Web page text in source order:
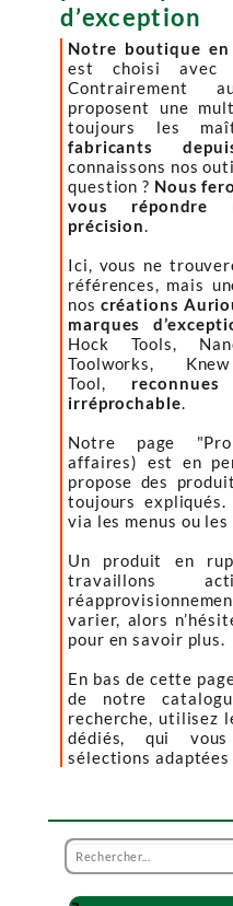
d’exception
Notre boutique
est choisi avec
Contrairement
proposent une
toujours les
fabricants
connaissons nos
question ? Nous
vous répondre
précision.
Ici, vous ne
références, mais
nos créations
marques
Hock Tools,
Toolworks,
Tool,
irréprochable.
Notre page
affaires) est en
propose des
toujours expliqués.
via les menus ou
Un produit en
travaillons
varier, alors
pour en savoir plus.
En bas de cette
de notre
recherche, utilisez
dédiés, qui
sélections adaptées